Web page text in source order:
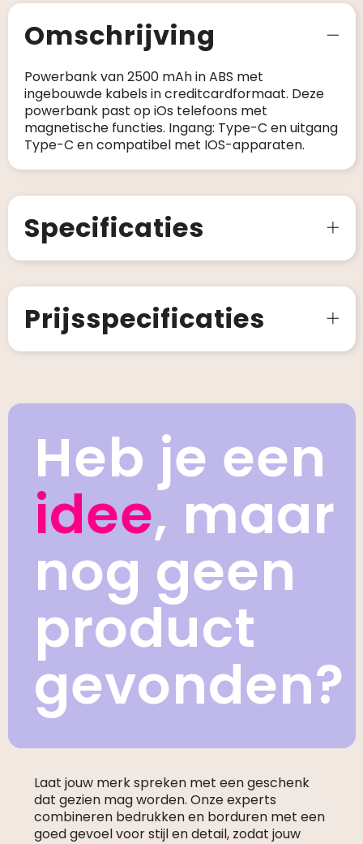
Omschrijving
Powerbank van 2500 mAh in ABS met
ingebouwde kabels in creditcardformaat. Deze
powerbank past op iOs telefoons met
magnetische functies. Ingang: Type-C en uitgang
Type-C en compatibel met IOS-apparaten.
Specificaties
Prijsspecificaties
Heb je een
idee, maar
nog geen
product
gevonden?
Laat jouw merk spreken met een geschenk
dat gezien mag worden. Onze experts
combineren bedrukken en borduren met een
goed gevoel voor stijl en detail, zodat jouw